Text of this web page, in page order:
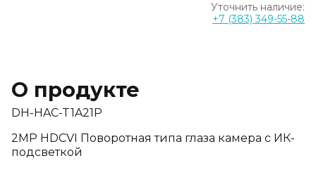
Уточнить наличие:
+7 (383) 349-55-88
О продукте
DH-HAC-T1A21P
2MP HDCVI Поворотная типа глаза камера с ИК-
подсветкой